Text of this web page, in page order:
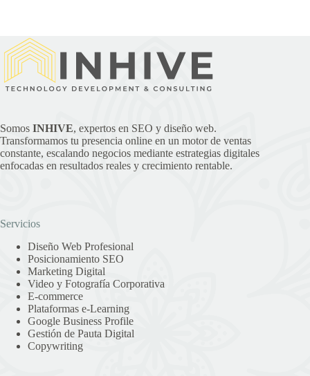
Somos INHIVE, expertos en SEO y diseño web.
Transformamos tu presencia online en un motor de ventas
constante, escalando negocios mediante estrategias digitales
enfocadas en resultados reales y crecimiento rentable.
Servicios
Diseño Web Profesional
Posicionamiento SEO
Marketing Digital
Video y Fotografía Corporativa
E-commerce
Plataformas e-Learning
Google Business Profile
Gestión de Pauta Digital
Copywriting